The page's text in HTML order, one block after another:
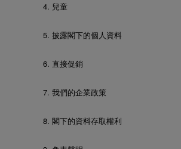
4. 兒童
5. 披露閣下的個人資料
6. 直接促銷
7. 我們的企業政策
8. 閣下的資料存取權利